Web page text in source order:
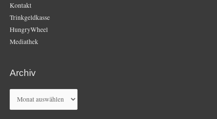
Kontakt
Trinkgeldkasse
HungryWheel
Mediathek
Archiv